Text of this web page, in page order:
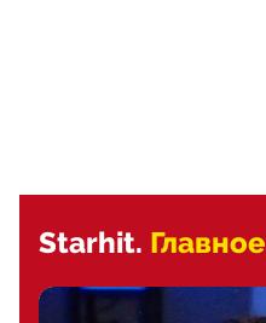
Starhit. Главное